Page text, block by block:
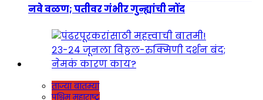
नवे वळण; पतीवर गंभीर गुन्ह्यांची नोंद
ताज्या बातम्या
पश्चिम महाराष्ट्र